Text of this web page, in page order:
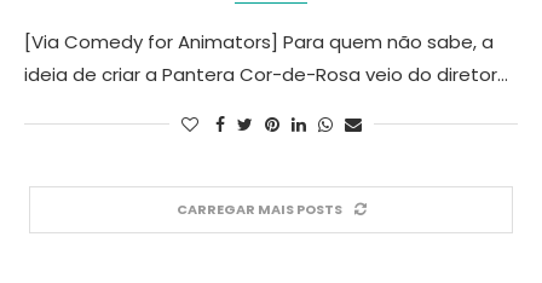
[Via Comedy for Animators] Para quem não sabe, a
ideia de criar a Pantera Cor-de-Rosa veio do diretor…
CARREGAR MAIS POSTS